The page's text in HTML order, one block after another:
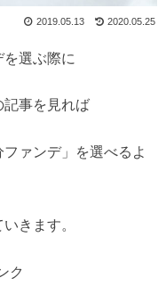
2019.05.13 2020.05.25
選ぶ際に
記事を見れば
ァンデ」を選べるよ
きます。
ク